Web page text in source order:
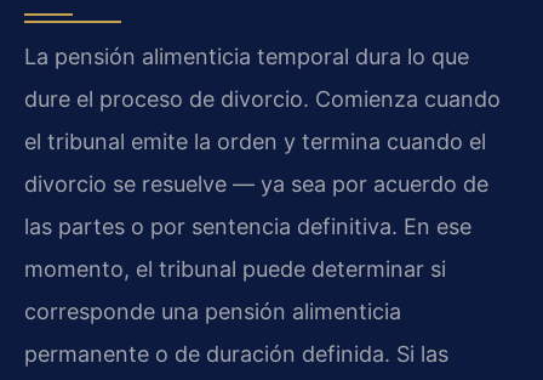
La pensión alimenticia temporal dura lo que
dure el proceso de divorcio. Comienza cuando
el tribunal emite la orden y termina cuando el
divorcio se resuelve — ya sea por acuerdo de
las partes o por sentencia definitiva. En ese
momento, el tribunal puede determinar si
corresponde una pensión alimenticia
permanente o de duración definida. Si las